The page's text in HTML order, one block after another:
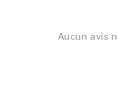
Aucun avis